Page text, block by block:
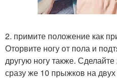
2. примите положение как
Оторвите ногу от пола и
другую ногу также.
сразу же 10 прыжков на двух